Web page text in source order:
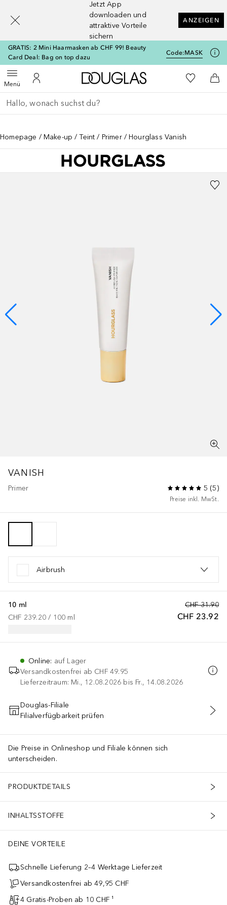
Jetzt App
downloaden und
attraktive Vorteile
sichern
ANZEIGEN
GRATIS: 2 Mini Haarmasken ab CHF 99! Beauty
Card Deal: Bag on top dazu
Code:MASK
MenüMenü öffnenZu Meinem Kundenkonto
Zur Douglas Startseite
Zu Meiner
Gehe zurück
Suche ausführen
Homepage Make-up Teint Primer Hourglass Vanish
VANISH
Primer 5 (5)
Preise inkl. MwSt.
Airbrush
CHF 31.90
CHF 23.92
10 ml
CHF 239.20 / 100 ml
Online: auf Lager
Versandkostenfrei ab CHF 49.95
Lieferzeitraum: Mi., 12.08.2026 bis Fr., 14.08.2026
IN DEN WARENKORB
Douglas-Filiale
Filialverfügbarkeit prüfen
Die Preise in Onlineshop und Filiale können sich
unterscheiden.
PRODUKTDETAILS
INHALTSSTOFFE
DEINE VORTEILE
Schnelle Lieferung 2–4 Werktage Lieferzeit
Versandkostenfrei ab 49,95 CHF
4 Gratis-Proben ab 10 CHF ¹
[navigation.slideout.screenreader]